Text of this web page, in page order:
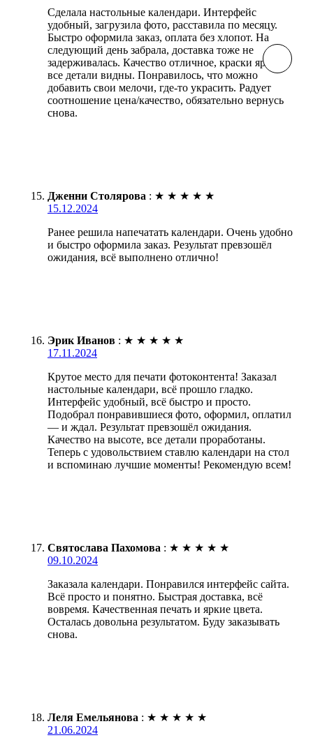
Сделала настольные календари. Интерфейс
удобный, загрузила фото, расставила по месяцу.
Быстро оформила заказ, оплата без хлопот. На
следующий день забрала, доставка тоже не
задерживалась. Качество отличное, краски яркие,
все детали видны. Понравилось, что можно
добавить свои мелочи, где-то украсить. Радует
соотношение цена/качество, обязательно вернусь
снова.
Дженни Столярова : ★ ★ ★ ★ ★
15.12.2024
Ранее решила напечатать календари. Очень удобно
и быстро оформила заказ. Результат превзошёл
ожидания, всё выполнено отлично!
Эрик Иванов : ★ ★ ★ ★ ★
17.11.2024
Крутое место для печати фотоконтента! Заказал
настольные календари, всё прошло гладко.
Интерфейс удобный, всё быстро и просто.
Подобрал понравившиеся фото, оформил, оплатил
— и ждал. Результат превзошёл ожидания.
Качество на высоте, все детали проработаны.
Теперь с удовольствием ставлю календари на стол
и вспоминаю лучшие моменты! Рекомендую всем!
Святослава Пахомова : ★ ★ ★ ★ ★
09.10.2024
Заказала календари. Понравился интерфейс сайта.
Всё просто и понятно. Быстрая доставка, всё
вовремя. Качественная печать и яркие цвета.
Осталась довольна результатом. Буду заказывать
снова.
Леля Емельянова : ★ ★ ★ ★ ★
21.06.2024